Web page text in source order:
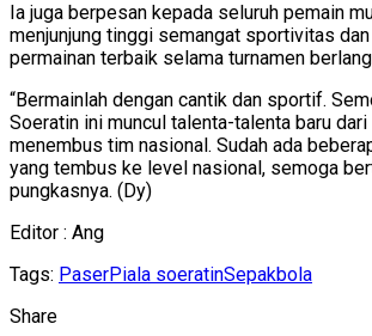
Ia juga berpesan kepada seluruh pemain
menjunjung tinggi semangat sportivitas
permainan terbaik selama turnamen
“Bermainlah dengan cantik dan sportif.
Soeratin ini muncul talenta-talenta baru
menembus tim nasional. Sudah ada
yang tembus ke level nasional, semoga
pungkasnya. (Dy)
Editor : Ang
Tags: PaserPiala soeratinSepakbola
Share